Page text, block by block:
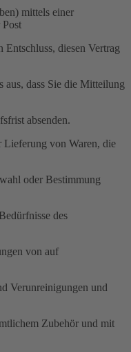
mittels einer
diesen Vertrag
aus, dass Sie die Mitteilung
absenden.
Lieferung von Waren, die
oder Bestimmung
des
von auf
Verunreinigungen und
Zubehör und mit